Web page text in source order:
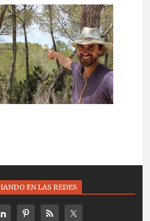
EN LAS REDES